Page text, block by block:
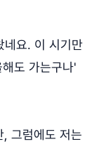
요. 이 시기만
도 가는구나'
그럼에도 저는